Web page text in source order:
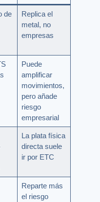
de
Replica el
metal, no
empresas
Puede
amplificar
movimientos,
pero añade
riesgo
empresarial
La plata física
directa suele
ir por ETC
Reparte más
el riesgo